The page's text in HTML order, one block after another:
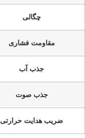
چگالی
مقاومت فشاری
جذب آب
جذب صوت
ضریب هدایت حرارتی